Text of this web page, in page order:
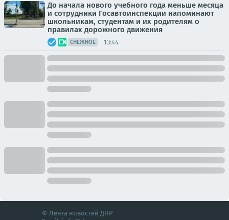
До начала нового учебного года меньше месяца
и сотрудники Госавтоинспекции напоминают
школьникам, студентам и их родителям о
правилах дорожного движения
СНЕЖНОЕ 13:44
© Лента новостей ДНР